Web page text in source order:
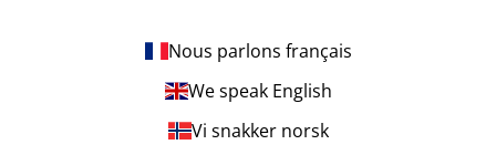
Nous parlons français
We speak English
Vi snakker norsk